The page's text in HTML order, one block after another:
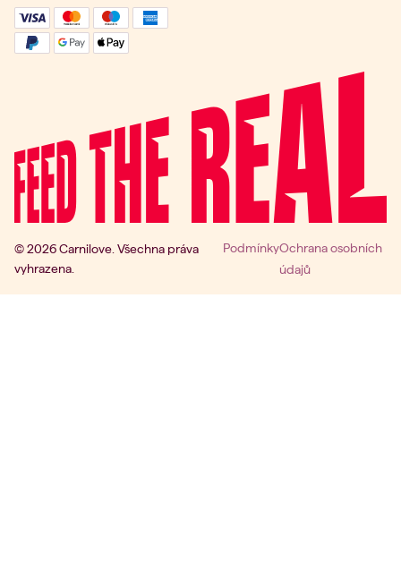
© 2026 Carnilove. Všechna práva
vyhrazena.
PodmínkyOchrana osobních
údajů